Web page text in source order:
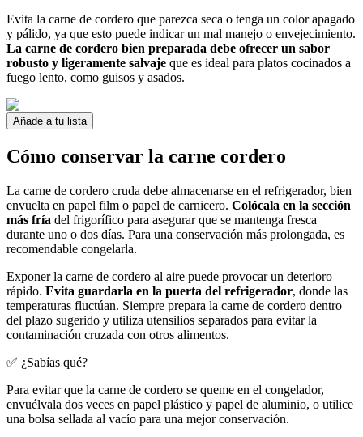
Evita la carne de cordero que parezca seca o tenga un color apagado
y pálido, ya que esto puede indicar un mal manejo o envejecimiento.
La carne de cordero bien preparada debe ofrecer un sabor
robusto y ligeramente salvaje que es ideal para platos cocinados a
fuego lento, como guisos y asados.
Añade a tu lista
Cómo conservar la carne cordero
La carne de cordero cruda debe almacenarse en el refrigerador, bien
envuelta en papel film o papel de carnicero. Colócala en la sección
más fría del frigorífico para asegurar que se mantenga fresca
durante uno o dos días. Para una conservación más prolongada, es
recomendable congelarla.
Exponer la carne de cordero al aire puede provocar un deterioro
rápido. Evita guardarla en la puerta del refrigerador, donde las
temperaturas fluctúan. Siempre prepara la carne de cordero dentro
del plazo sugerido y utiliza utensilios separados para evitar la
contaminación cruzada con otros alimentos.
✅ ¿Sabías qué?
Para evitar que la carne de cordero se queme en el congelador,
envuélvala dos veces en papel plástico y papel de aluminio, o utilice
una bolsa sellada al vacío para una mejor conservación.